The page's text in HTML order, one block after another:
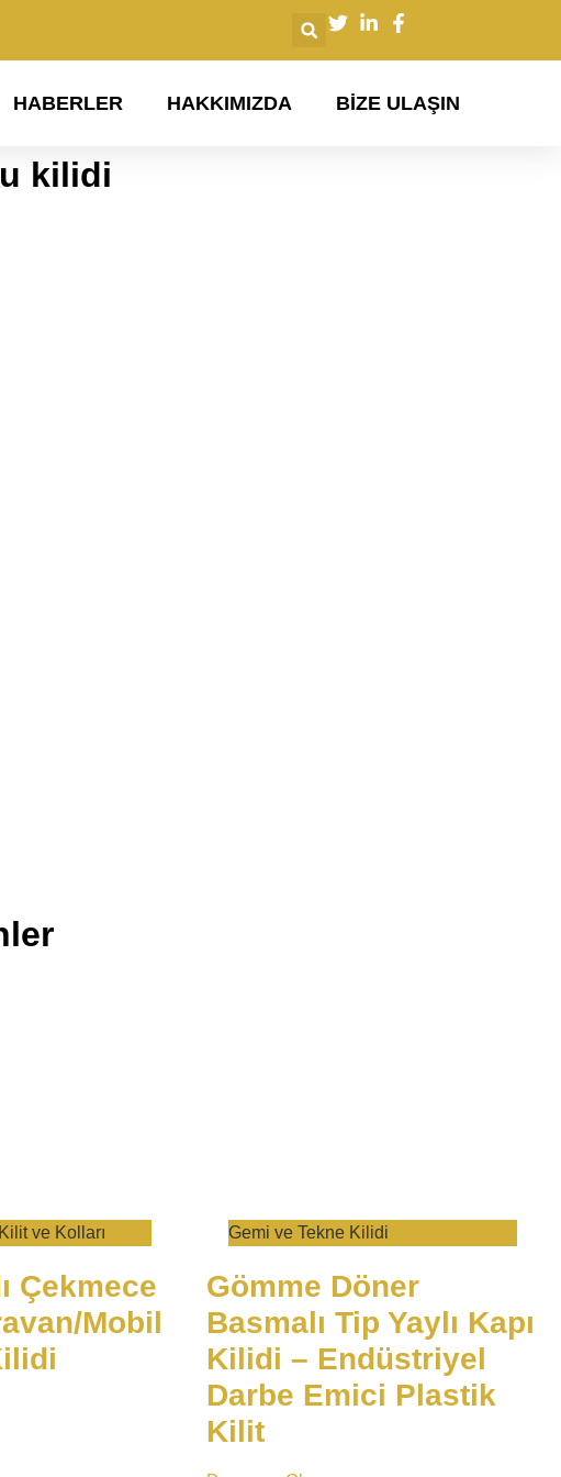
​HABERLER ​HAKKIMIZDA BIZE ULAŞIN
kilidi
ve Kolları
Çekmece
Mobil
​Gemi ve Tekne Kilidi​
Gömme Döner
Basmalı Tip Yaylı Kapı
Kilidi – Endüstriyel
Darbe Emici Plastik
Kilit